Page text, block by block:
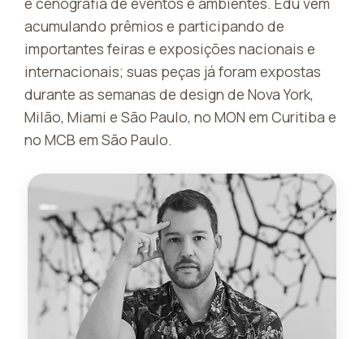
acumulando prêmios e participando de
importantes feiras e exposições nacionais e
internacionais; suas peças já foram expostas
durante as semanas de design de Nova York,
Milão, Miami e São Paulo, no MON em Curitiba e
no MCB em São Paulo.